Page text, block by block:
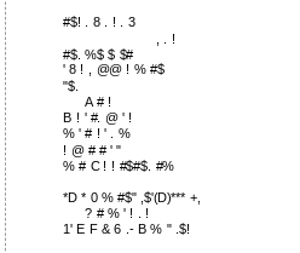
#$! . 8 . ! . 3
, . !
#$. %$ $ $#
' 8 ! , @@ ! % #$
"$.
A # !
B ! ' #. @ ' !
% ' # ! ' . %
! @ # # ' "
% # C ! ! #$#$. #%
*D * 0 % #$" ,$'(D)*** +,
? # % ' ! . !
1' E F & 6 .- B % " .$!